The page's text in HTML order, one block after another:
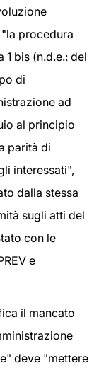
procedura
bis (n.d.e.: del
di
ad
al principio
parità di
interessati",
dalla stessa
sugli atti del
con le
e
il mancato
deve "mettere